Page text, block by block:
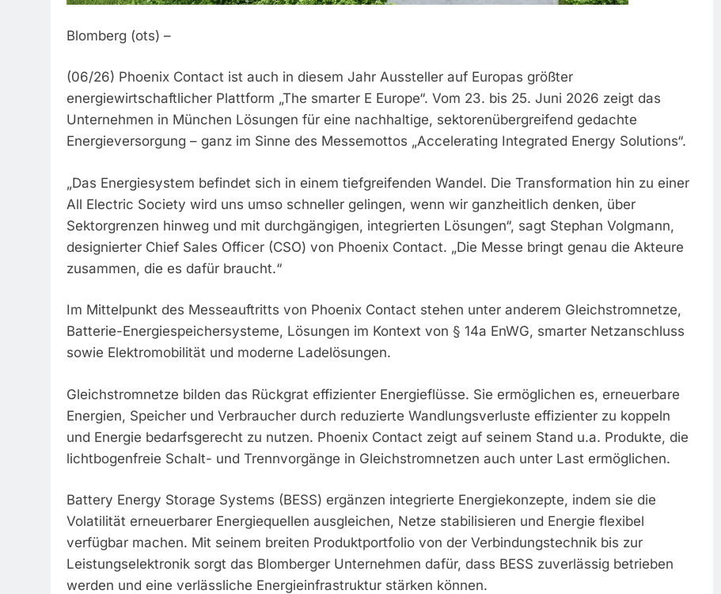
Blomberg (ots) –
(06/26) Phoenix Contact ist auch in diesem Jahr Aussteller auf Europas größter
energiewirtschaftlicher Plattform „The smarter E Europe“. Vom 23. bis 25. Juni 2026 zeigt das
Unternehmen in München Lösungen für eine nachhaltige, sektorenübergreifend gedachte
Energieversorgung – ganz im Sinne des Messemottos „Accelerating Integrated Energy Solutions“.
„Das Energiesystem befindet sich in einem tiefgreifenden Wandel. Die Transformation hin zu einer
All Electric Society wird uns umso schneller gelingen, wenn wir ganzheitlich denken, über
Sektorgrenzen hinweg und mit durchgängigen, integrierten Lösungen“, sagt Stephan Volgmann,
designierter Chief Sales Officer (CSO) von Phoenix Contact. „Die Messe bringt genau die Akteure
zusammen, die es dafür braucht.“
Im Mittelpunkt des Messeauftritts von Phoenix Contact stehen unter anderem Gleichstromnetze,
Batterie-Energiespeichersysteme, Lösungen im Kontext von § 14a EnWG, smarter Netzanschluss
sowie Elektromobilität und moderne Ladelösungen.
Gleichstromnetze bilden das Rückgrat effizienter Energieflüsse. Sie ermöglichen es, erneuerbare
Energien, Speicher und Verbraucher durch reduzierte Wandlungsverluste effizienter zu koppeln
und Energie bedarfsgerecht zu nutzen. Phoenix Contact zeigt auf seinem Stand u.a. Produkte, die
lichtbogenfreie Schalt- und Trennvorgänge in Gleichstromnetzen auch unter Last ermöglichen.
Battery Energy Storage Systems (BESS) ergänzen integrierte Energiekonzepte, indem sie die
Volatilität erneuerbarer Energiequellen ausgleichen, Netze stabilisieren und Energie flexibel
verfügbar machen. Mit seinem breiten Produktportfolio von der Verbindungstechnik bis zur
Leistungselektronik sorgt das Blomberger Unternehmen dafür, dass BESS zuverlässig betrieben
werden und eine verlässliche Energieinfrastruktur stärken können.